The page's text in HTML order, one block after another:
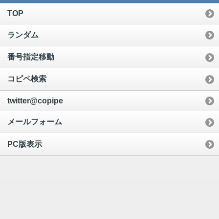
TOP
ランダム
番号指定移動
コピペ検索
twitter@copipe
メールフォーム
PC版表示